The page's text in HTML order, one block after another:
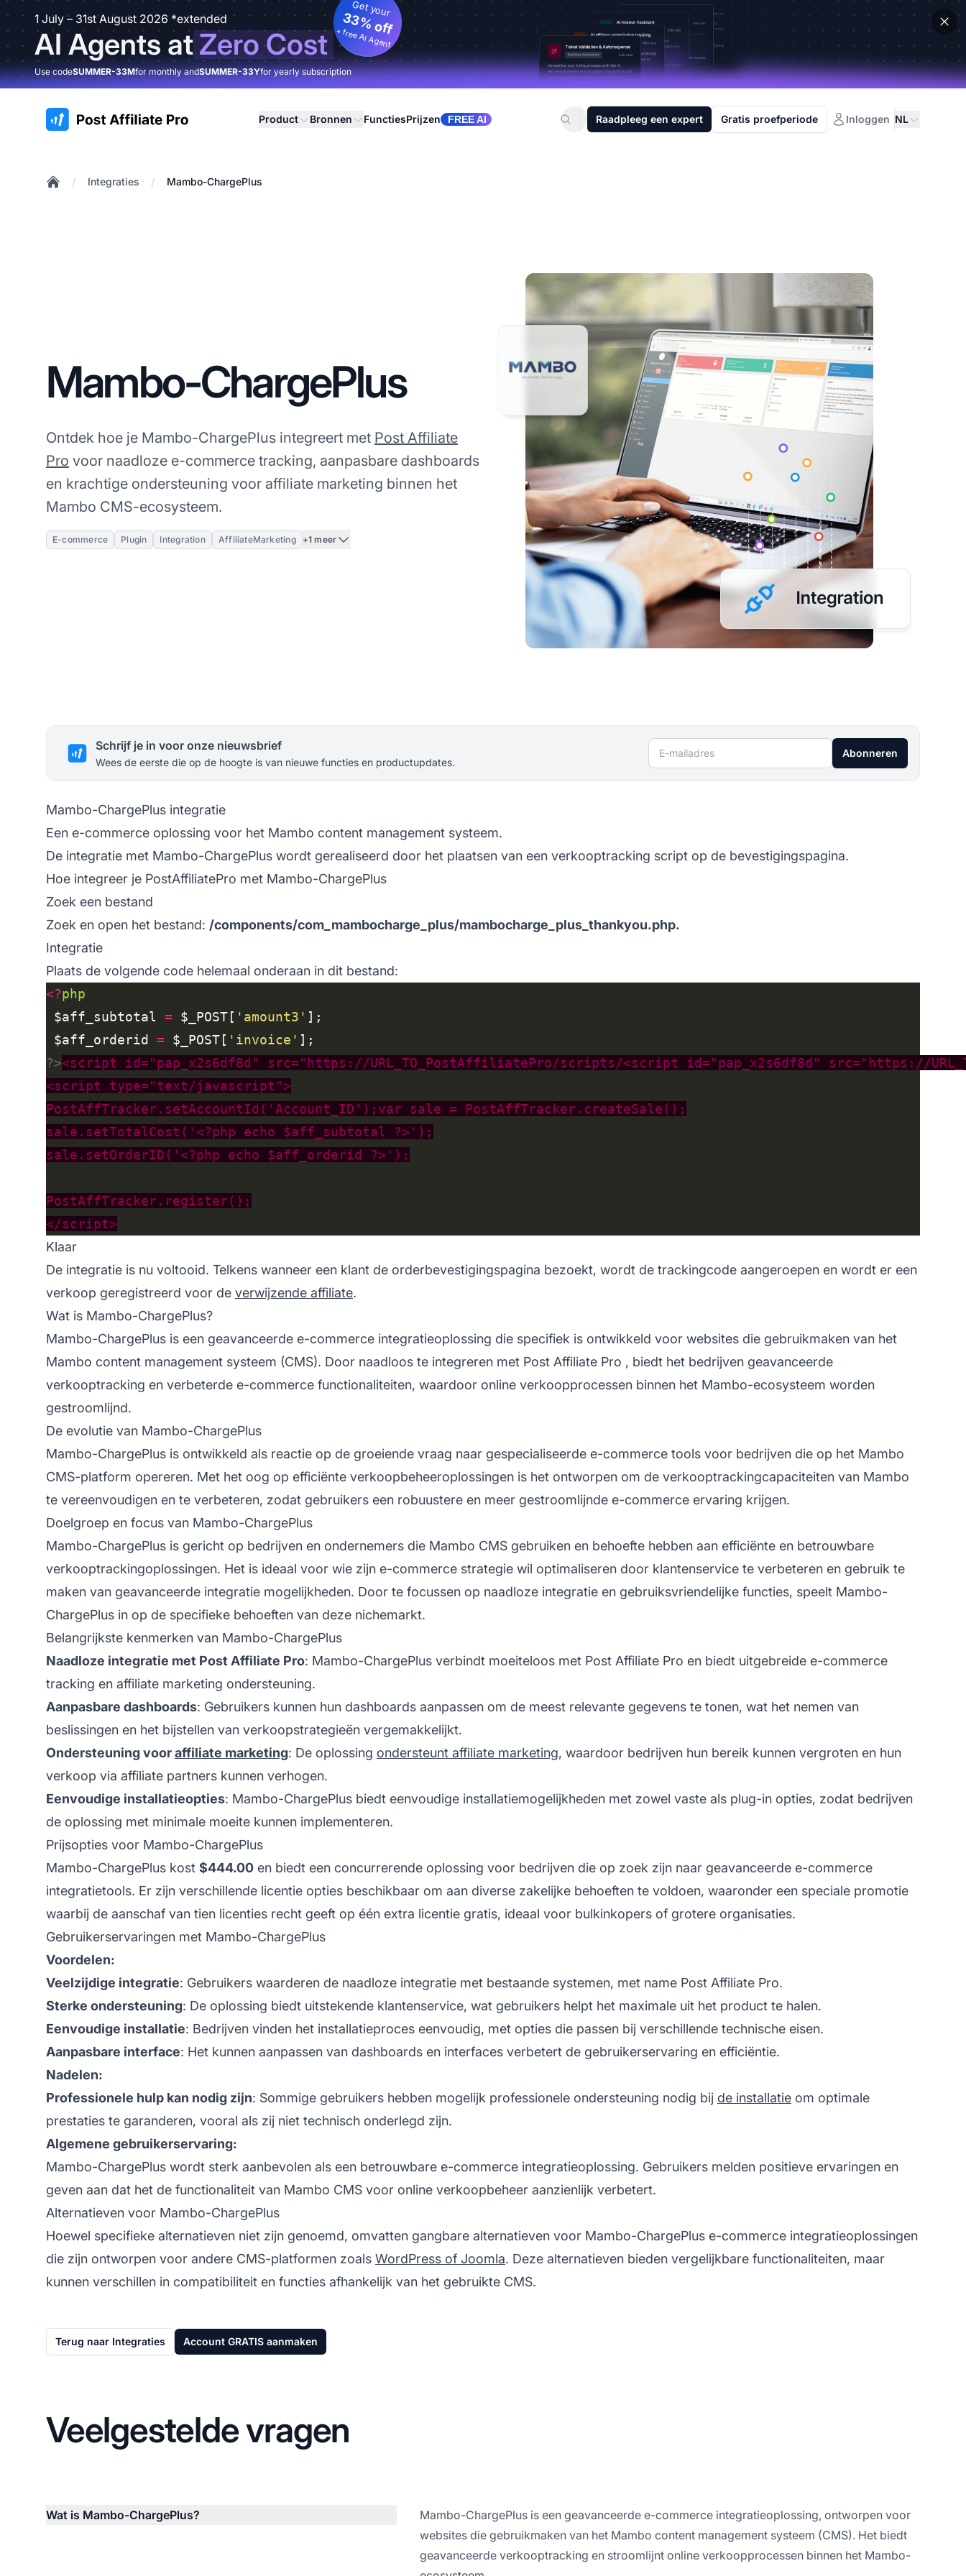
1 July – 31st August 2026 *extended
AI Agents atZero Cost
Get your
33% off
+ free AI Agent
Use codeSUMMER-33Mfor monthly andSUMMER-33Yfor yearly subscription
:site.title Product Bronnen FunctiesPrijzen FREE AI Raadpleeg een expert Gratis proefperiode Inloggen NL
/ Integraties / Mambo-ChargePlus
Mambo-ChargePlus
Ontdek hoe je Mambo-ChargePlus integreert met Post Affiliate
Pro voor naadloze e-commerce tracking, aanpasbare dashboards
en krachtige ondersteuning voor affiliate marketing binnen het
Mambo CMS-ecosysteem.
E-commerce Plugin Integration AffiliateMarketing +1 meer
Schrijf je in voor onze nieuwsbrief
Wees de eerste die op de hoogte is van nieuwe functies en productupdates.
E-mailadres Abonneren
Mambo-ChargePlus integratie
Een e-commerce oplossing voor het Mambo content management systeem.
De integratie met Mambo-ChargePlus wordt gerealiseerd door het plaatsen van een verkooptracking script op de bevestigingspagina.
Hoe integreer je PostAffiliatePro met Mambo-ChargePlus
Zoek een bestand
Zoek en open het bestand: /components/com_mambocharge_plus/mambocharge_plus_thankyou.php.
Integratie
Plaats de volgende code helemaal onderaan in dit bestand:
<?php
$aff_subtotal = $_POST[ 'amount3'
$aff_orderid = $_POST[ 'invoice'
?>
Klaar
De integratie is nu voltooid. Telkens wanneer een klant de orderbevestigingspagina bezoekt, wordt de trackingcode aangeroepen en wordt er een
verkoop geregistreerd voor de verwijzende affiliate.
Wat is Mambo-ChargePlus?
Mambo-ChargePlus is een geavanceerde e-commerce integratieoplossing die specifiek is ontwikkeld voor websites die gebruikmaken van het
Mambo content management systeem (CMS). Door naadloos te integreren met Post Affiliate Pro , biedt het bedrijven geavanceerde
verkooptracking en verbeterde e-commerce functionaliteiten, waardoor online verkoopprocessen binnen het Mambo-ecosysteem worden
gestroomlijnd.
De evolutie van Mambo-ChargePlus
Mambo-ChargePlus is ontwikkeld als reactie op de groeiende vraag naar gespecialiseerde e-commerce tools voor bedrijven die op het Mambo
CMS-platform opereren. Met het oog op efficiënte verkoopbeheeroplossingen is het ontworpen om de verkooptrackingcapaciteiten van Mambo
te vereenvoudigen en te verbeteren, zodat gebruikers een robuustere en meer gestroomlijnde e-commerce ervaring krijgen.
Doelgroep en focus van Mambo-ChargePlus
Mambo-ChargePlus is gericht op bedrijven en ondernemers die Mambo CMS gebruiken en behoefte hebben aan efficiënte en betrouwbare
verkooptrackingoplossingen. Het is ideaal voor wie zijn e-commerce strategie wil optimaliseren door klantenservice te verbeteren en gebruik te
maken van geavanceerde integratie mogelijkheden. Door te focussen op naadloze integratie en gebruiksvriendelijke functies, speelt Mambo-
ChargePlus in op de specifieke behoeften van deze nichemarkt.
Belangrijkste kenmerken van Mambo-ChargePlus
Naadloze integratie met Post Affiliate Pro: Mambo-ChargePlus verbindt moeiteloos met Post Affiliate Pro en biedt uitgebreide e-commerce
tracking en affiliate marketing ondersteuning.
Aanpasbare dashboards: Gebruikers kunnen hun dashboards aanpassen om de meest relevante gegevens te tonen, wat het nemen van
beslissingen en het bijstellen van verkoopstrategieën vergemakkelijkt.
Ondersteuning vooraffiliate marketing: De oplossing ondersteunt affiliate marketing, waardoor bedrijven hun bereik kunnen vergroten en hun
verkoop via affiliate partners kunnen verhogen.
Eenvoudige installatieopties: Mambo-ChargePlus biedt eenvoudige installatiemogelijkheden met zowel vaste als plug-in opties, zodat bedrijven
de oplossing met minimale moeite kunnen implementeren.
Prijsopties voor Mambo-ChargePlus
Mambo-ChargePlus kost $444.00 en biedt een concurrerende oplossing voor bedrijven die op zoek zijn naar geavanceerde e-commerce
integratietools. Er zijn verschillende licentie opties beschikbaar om aan diverse zakelijke behoeften te voldoen, waaronder een speciale promotie
waarbij de aanschaf van tien licenties recht geeft op één extra licentie gratis, ideaal voor bulkinkopers of grotere organisaties.
Gebruikerservaringen met Mambo-ChargePlus
Voordelen:
Veelzijdige integratie: Gebruikers waarderen de naadloze integratie met bestaande systemen, met name Post Affiliate Pro.
Sterke ondersteuning: De oplossing biedt uitstekende klantenservice, wat gebruikers helpt het maximale uit het product te halen.
Eenvoudige installatie: Bedrijven vinden het installatieproces eenvoudig, met opties die passen bij verschillende technische eisen.
Aanpasbare interface: Het kunnen aanpassen van dashboards en interfaces verbetert de gebruikerservaring en efficiëntie.
Nadelen:
Professionele hulp kan nodig zijn: Sommige gebruikers hebben mogelijk professionele ondersteuning nodig bij de installatie om optimale
prestaties te garanderen, vooral als zij niet technisch onderlegd zijn.
Algemene gebruikerservaring:
Mambo-ChargePlus wordt sterk aanbevolen als een betrouwbare e-commerce integratieoplossing. Gebruikers melden positieve ervaringen en
geven aan dat het de functionaliteit van Mambo CMS voor online verkoopbeheer aanzienlijk verbetert.
Alternatieven voor Mambo-ChargePlus
Hoewel specifieke alternatieven niet zijn genoemd, omvatten gangbare alternatieven voor Mambo-ChargePlus e-commerce integratieoplossingen
die zijn ontworpen voor andere CMS-platformen zoals WordPress of Joomla. Deze alternatieven bieden vergelijkbare functionaliteiten, maar
kunnen verschillen in compatibiliteit en functies afhankelijk van het gebruikte CMS.
Terug naar Integraties Account GRATIS aanmaken
Veelgestelde vragen
Wat is Mambo-ChargePlus?
Mambo-ChargePlus is een geavanceerde e-commerce integratieoplossing, ontworpen voor
websites die gebruikmaken van het Mambo content management systeem (CMS). Het biedt
geavanceerde verkooptracking en stroomlijnt online verkoopprocessen binnen het Mambo-